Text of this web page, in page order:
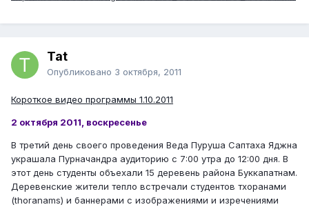
Tat
Опубликовано 3 октября, 2011
Короткое видео программы 1.10.2011
2 октября 2011, воскресенье
В третий день своего проведения Веда Пуруша Саптаха Яджна
украшала Пурначандра аудиторию с 7:00 утра до 12:00 дня. В
этот день студенты объехали 15 деревень района Буккапатнам.
Деревенские жители тепло встречали студентов тхоранами
(thoranams) и баннерами с изображениями и изречениями